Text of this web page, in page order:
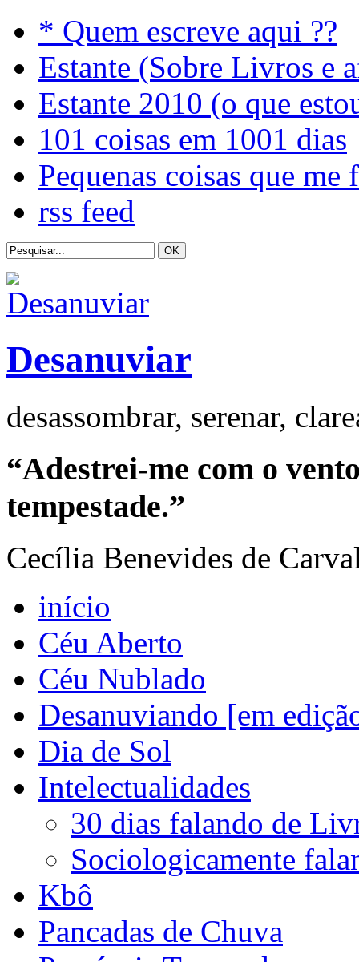
* Quem escreve aqui ??
Estante (Sobre Livros e
Estante 2010 (o que
101 coisas em 1001 dias
Pequenas coisas que me
rss feed
Desanuviar
desassombrar, serenar,
“Adestrei-me com o
tempestade.”
Cecília Benevides de
início
Céu Aberto
Céu Nublado
Desanuviando [em
Dia de Sol
Intelectualidades
30 dias falando de
Sociologicamente
Kbô
Pancadas de Chuva